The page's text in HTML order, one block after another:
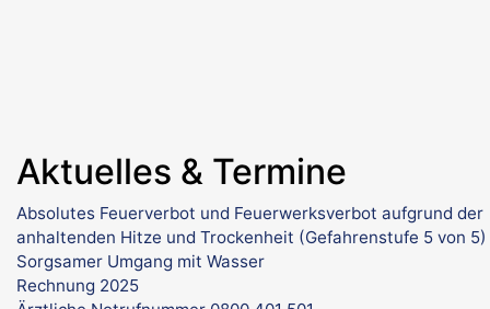
Aktuelles & Termine
Absolutes Feuerverbot und Feuerwerksverbot aufgrund der
anhaltenden Hitze und Trockenheit (Gefahrenstufe 5 von 5)
Sorgsamer Umgang mit Wasser
Rechnung 2025